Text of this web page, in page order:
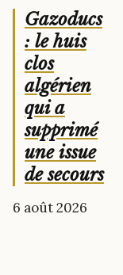
Gazoducs
: le huis
clos
algérien
qui a
supprimé
une issue
de secours
6 août 2026